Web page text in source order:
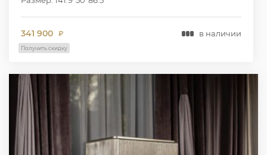
341 900 ₽ в наличии
Получить скидку